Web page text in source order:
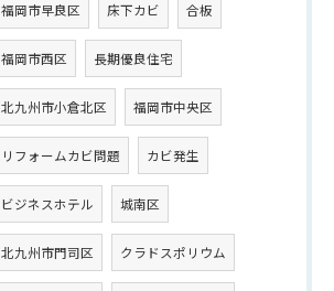
福岡市早良区 床下カビ 合板
福岡市西区 長期優良住宅
北九州市小倉北区 福岡市中央区
リフォームカビ問題 カビ発生
ビジネスホテル 城南区
北九州市門司区 クラドスポリウム